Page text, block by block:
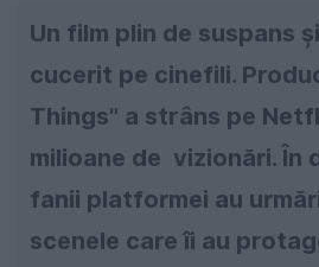
Un film plin de suspans
cucerit pe cinefili.
Things" a strâns pe
milioane de vizionări. În
fanii platformei au
scenele care îi au